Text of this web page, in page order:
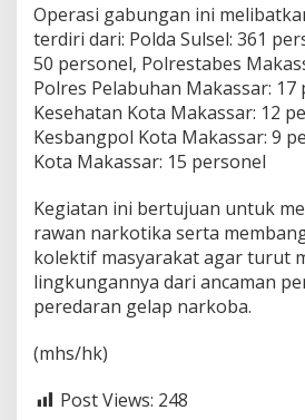
t
a
M
a
k
a
s
s
r
Operasi gabungan ini
terdiri dari: Polda Sulsel: 361
50 personel, Polrestabes
Polres Pelabuhan Makassar: 17
Kesehatan Kota Makassar: 12
Kesbangpol Kota Makassar: 9
Kota Makassar: 15 personel
Kegiatan ini bertujuan untuk
rawan narkotika serta
kolektif masyarakat agar turut
lingkungannya dari ancaman
peredaran gelap narkoba.
(mhs/hk)
Post Views: 248